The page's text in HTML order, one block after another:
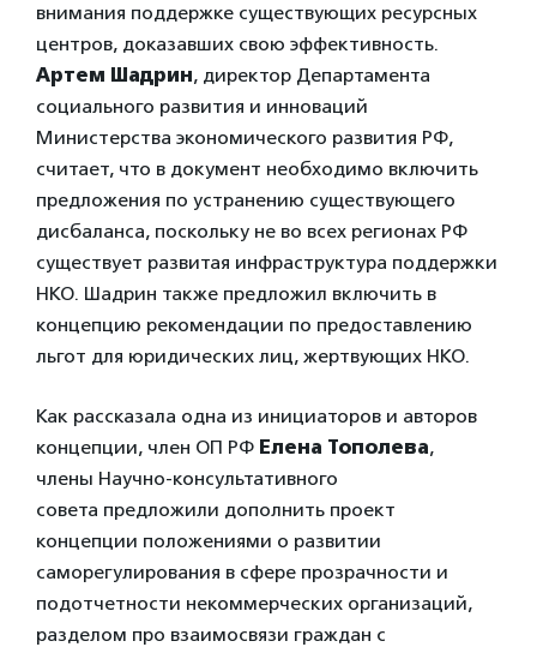
внимания поддержке существующих ресурсных
центров, доказавших свою эффективность.
Артем Шадрин, директор Департамента
социального развития и инноваций
Министерства экономического развития РФ,
считает, что в документ необходимо включить
предложения по устранению существующего
дисбаланса, поскольку не во всех регионах РФ
существует развитая инфраструктура поддержки
НКО. Шадрин также предложил включить в
концепцию рекомендации по предоставлению
льгот для юридических лиц, жертвующих НКО.
Как рассказала одна из инициаторов и авторов
концепции, член ОП РФ Елена Тополева,
члены Научно-консультативного
совета предложили дополнить проект
концепции положениями о развитии
саморегулирования в сфере прозрачности и
подотчетности некоммерческих организаций,
разделом про взаимосвязи граждан с